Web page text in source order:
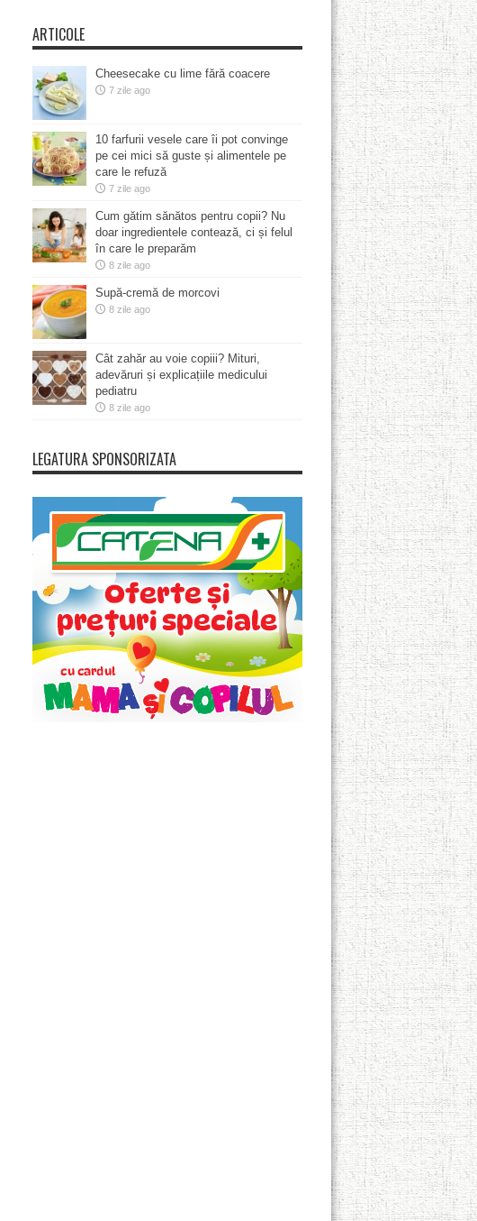
ARTICOLE
Cheesecake cu lime fără coacere
7 zile ago
10 farfurii vesele care îi pot convinge
pe cei mici să guste și alimentele pe
care le refuză
7 zile ago
Cum gătim sănătos pentru copii? Nu
doar ingredientele contează, ci și felul
în care le preparăm
8 zile ago
Supă-cremă de morcovi
8 zile ago
Cât zahăr au voie copiii? Mituri,
adevăruri și explicațiile medicului
pediatru
8 zile ago
LEGATURA SPONSORIZATA